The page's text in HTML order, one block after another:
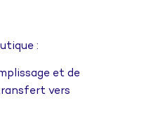
:
et de
vers